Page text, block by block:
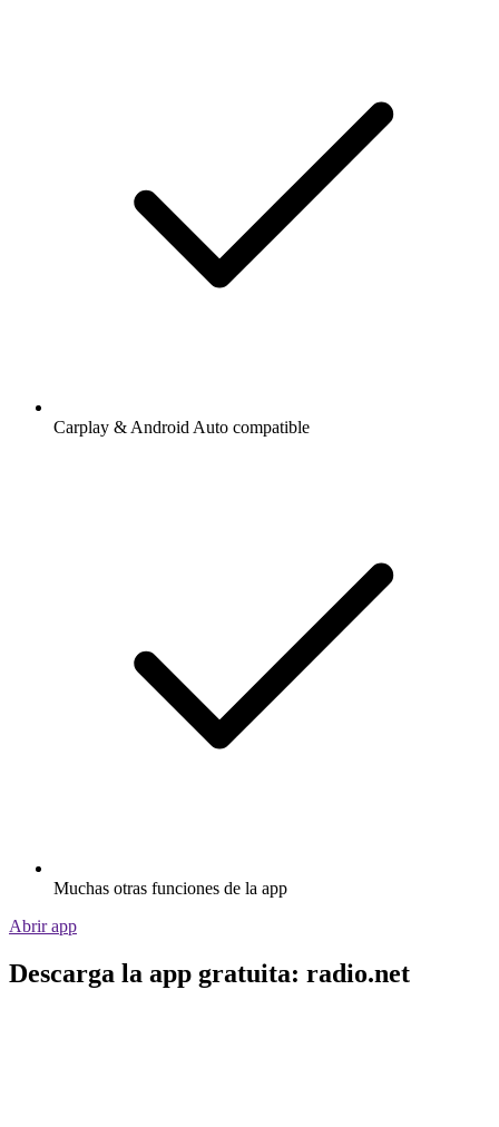
Carplay & Android Auto compatible
Muchas otras funciones de la app
Abrir app
Descarga la app gratuita: radio.net